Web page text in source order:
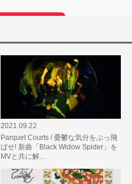
2021.09.22
Parquet Courts / 憂鬱な気分をぶっ飛
ばせ! 新曲「Black Widow Spider」を
MVと共に解…